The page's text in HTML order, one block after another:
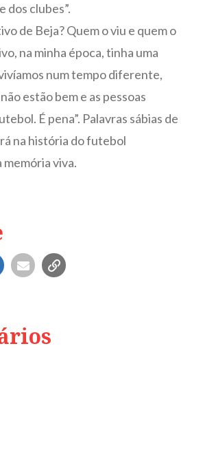
dos clubes”.
de Beja? Quem o viu e quem o
na minha época, tinha uma
num tempo diferente,
estão bem e as pessoas
É pena”. Palavras sábias de
na história do futebol
memória viva.